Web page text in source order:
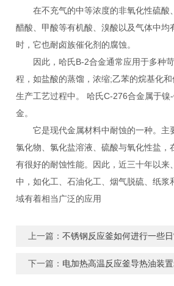
在不充气的中等浓度的非氧化性硫酸
醋酸、甲酸等有机酸、溴酸以及气体中均
时，它也耐卤族催化剂的腐蚀。
因此，哈氏B-2合金通常应用于多种苛
程，如盐酸的蒸馏，浓缩;乙苯的烷基化
生产工艺过程中。 哈氏C-276合金属于镍
金。
它是现代金属材料中耐蚀的一种。主
氯化物、氯化盐溶液、硫酸与氧化性盐，
有很好的耐蚀性能。因此，近三十年以来
中，如化工、石油化工、烟气脱硫、纸浆
域有着相当广泛的应用
上一篇：不锈钢反应釜如何进行一些
下一篇： 电加热高温反应釜导热油装